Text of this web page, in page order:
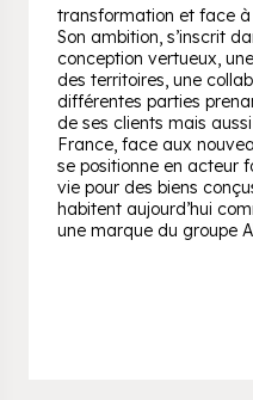
transformation et face
Son ambition, s’inscrit
conception vertueux,
des territoires, une
différentes parties
de ses clients mais
France, face aux
se positionne en acteur
vie pour des biens
habitent aujourd’hui
une marque du groupe